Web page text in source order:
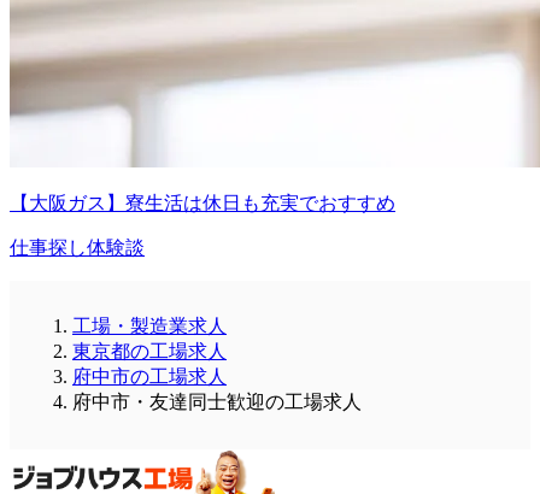
【大阪ガス】寮生活は休日も充実でおすすめ
仕事探し体験談
工場・製造業求人
東京都の工場求人
府中市の工場求人
府中市・友達同士歓迎の工場求人